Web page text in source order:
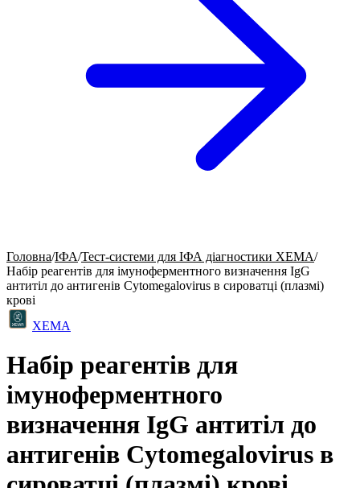
Головна/ІФА/Тест-системи для ІФА діагностики ХЕМА/
Набір реагентів для імуноферментного визначення IgG
антитіл до антигенів Cytomegalovirus в сироватці (плазмі)
крові
ХЕМА
Набір реагентів для
імуноферментного
визначення IgG антитіл до
антигенів Cytomegalovirus в